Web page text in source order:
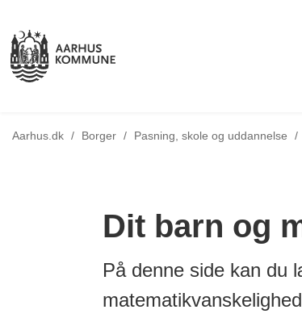
Aarhus.dk / Borger / Pasning, skole og uddannelse /
Dit barn og
På denne side kan du